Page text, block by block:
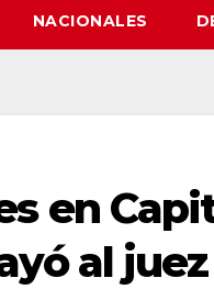
NACIONALES
en
al